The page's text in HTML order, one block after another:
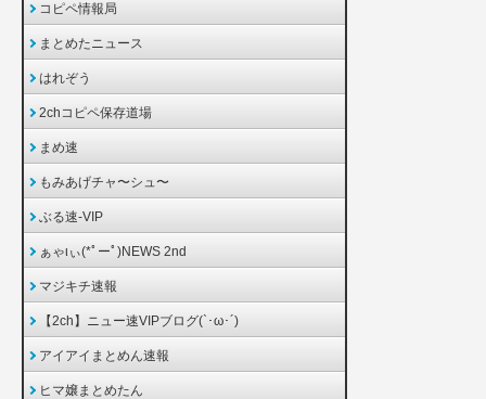
コピペ情報局
まとめたニュース
はれぞう
2chコピペ保存道場
まめ速
もみあげチャ〜シュ〜
ぶる速-VIP
ぁゃιぃ(*ﾟーﾟ)NEWS 2nd
マジキチ速報
【2ch】ニュー速VIPブログ(`･ω･´)
アイアイまとめん速報
ヒマ嬢まとめたん